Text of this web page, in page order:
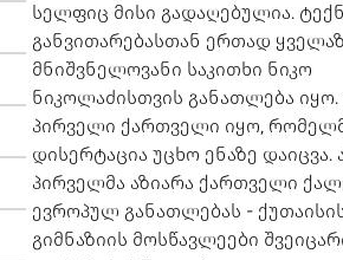
სელფიც მისი გადაღებულია.
განვითარებასთან ერთად
მნიშვნელოვანი საკითხი ნიკო
ნიკოლაძისთვის განათლება იყო.
პირველი ქართველი იყო,
დისერტაცია უცხო ენაზე დაიცვა.
პირველმა აზიარა ქართველი
ევროპულ განათლებას -
გიმნაზიის მოსწავლეები